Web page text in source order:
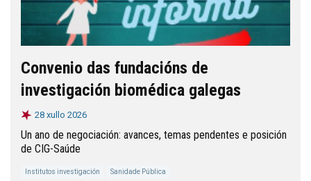
Convenio das fundacións de
investigación biomédica galegas
28 xullo 2026
Un ano de negociación: avances, temas pendentes e posición
de CIG-Saúde
Institutos investigación Sanidade Pública